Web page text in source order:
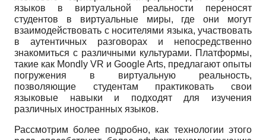
языков в виртуальной реальности переносят
студентов в виртуальные миры, где они могут
взаимодействовать с носителями языка, участвовать
в аутентичных разговорах и непосредственно
знакомиться с различными культурами. Платформы,
такие как Mondly VR и Google Arts, предлагают опыты
погружения в виртуальную реальность,
позволяющие студентам практиковать свои
языковые навыки и подходят для изучения
различных иностранных языков.
Рассмотрим более подробно, как технологии этого